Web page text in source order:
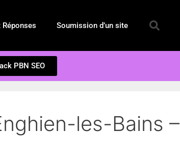
Soumission d’un site
PBN SEO
les-Bains –